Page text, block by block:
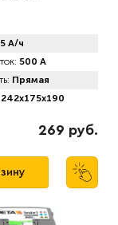
А/ч
500 А
Прямая
242x175x190
269 руб.